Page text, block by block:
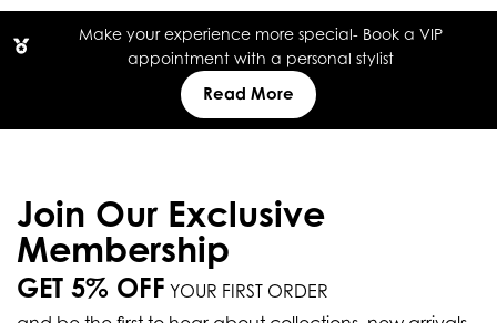
Make your experience more special- Book a VIP
appointment with a personal stylist
Read More
Join Our Exclusive
Membership
GET 5% OFF YOUR FIRST ORDER